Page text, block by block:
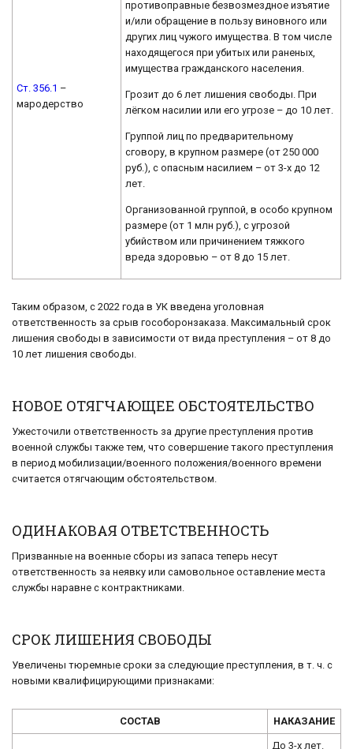
Ст. 356.1 –
мародерство
противоправные безвозмездное изъятие
и/или обращение в пользу виновного или
других лиц чужого имущества. В том числе
находящегося при убитых или раненых,
имущества гражданского населения.
Грозит до 6 лет лишения свободы. При
лёгком насилии или его угрозе – до 10 лет.
Группой лиц по предварительному
сговору, в крупном размере (от 250 000
руб.), с опасным насилием – от 3-х до 12
лет.
Организованной группой, в особо крупном
размере (от 1 млн руб.), с угрозой
убийством или причинением тяжкого
вреда здоровью – от 8 до 15 лет.
Таким образом, с 2022 года в УК введена уголовная
ответственность за срыв гособоронзаказа. Максимальный срок
лишения свободы в зависимости от вида преступления – от 8 до
10 лет лишения свободы.
НОВОЕ ОТЯГЧАЮЩЕЕ ОБСТОЯТЕЛЬСТВО
Ужесточили ответственность за другие преступления против
военной службы также тем, что совершение такого преступления
в период мобилизации/военного положения/военного времени
считается отягчающим обстоятельством.
ОДИНАКОВАЯ ОТВЕТСТВЕННОСТЬ
Призванные на военные сборы из запаса теперь несут
ответственность за неявку или самовольное оставление места
службы наравне с контрактниками.
СРОК ЛИШЕНИЯ СВОБОДЫ
Увеличены тюремные сроки за следующие преступления, в т. ч. с
новыми квалифицирующими признаками:
СОСТАВ НАКАЗАНИЕ
До 3-х лет.